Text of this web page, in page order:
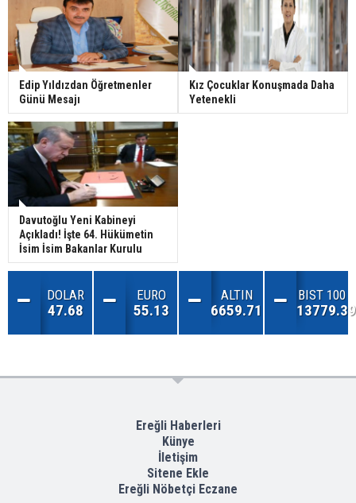
Edip Yıldızdan Öğretmenler
Günü Mesajı
Kız Çocuklar Konuşmada Daha
Yetenekli
Davutoğlu Yeni Kabineyi
Açıkladı! İşte 64. Hükümetin
İsim İsim Bakanlar Kurulu
DOLAR
47.68
EURO
55.13
ALTIN
6659.71
BIST 100
13779.39
Ereğli Haberleri
Künye
İletişim
Sitene Ekle
Ereğli Nöbetçi Eczane